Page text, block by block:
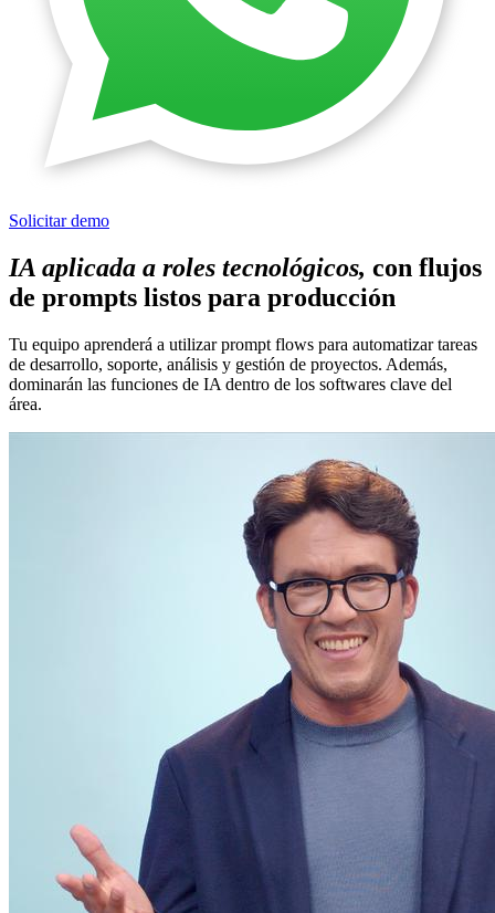
Solicitar demo
IA aplicada a roles tecnológicos, con flujos
de prompts listos para producción
Tu equipo aprenderá a utilizar prompt flows para automatizar tareas
de desarrollo, soporte, análisis y gestión de proyectos. Además,
dominarán las funciones de IA dentro de los softwares clave del
área.